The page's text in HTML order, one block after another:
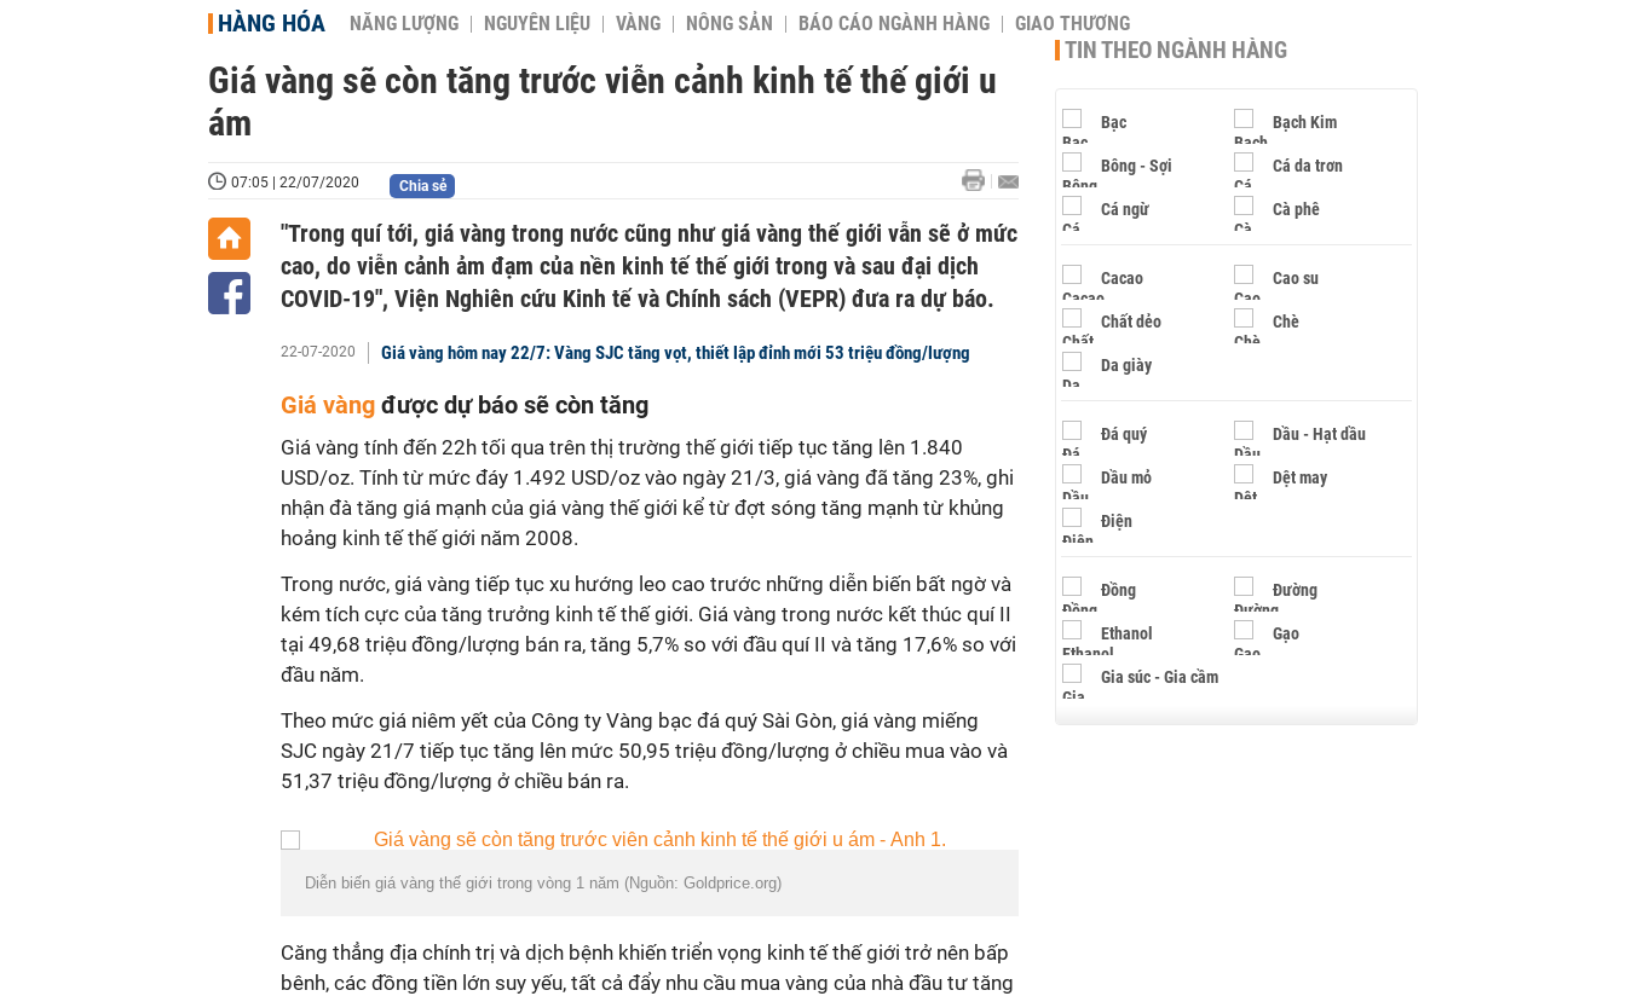
HÀNG HÓA NĂNG LƯỢNG NGUYÊN LIỆU VÀNG NÔNG SẢN BÁO CÁO NGÀNH HÀNG GIAO THƯƠNG
Giá vàng sẽ còn tăng trước viễn cảnh kinh tế thế giới u
ám
07:05 | 22/07/2020 Chia sẻ
"Trong quí tới, giá vàng trong nước cũng như giá vàng thế giới vẫn sẽ ở mức
cao, do viễn cảnh ảm đạm của nền kinh tế thế giới trong và sau đại dịch
COVID-19", Viện Nghiên cứu Kinh tế và Chính sách (VEPR) đưa ra dự báo.
22-07-2020 Giá vàng hôm nay 22/7: Vàng SJC tăng vọt, thiết lập đỉnh mới 53 triệu đồng/lượng
Giá vàng được dự báo sẽ còn tăng
Giá vàng tính đến 22h tối qua trên thị trường thế giới tiếp tục tăng lên 1.840
USD/oz. Tính từ mức đáy 1.492 USD/oz vào ngày 21/3, giá vàng đã tăng 23%, ghi
nhận đà tăng giá mạnh của giá vàng thế giới kể từ đợt sóng tăng mạnh từ khủng
hoảng kinh tế thế giới năm 2008.
Trong nước, giá vàng tiếp tục xu hướng leo cao trước những diễn biến bất ngờ và
kém tích cực của tăng trưởng kinh tế thế giới. Giá vàng trong nước kết thúc quí II
tại 49,68 triệu đồng/lượng bán ra, tăng 5,7% so với đầu quí II và tăng 17,6% so với
đầu năm.
Theo mức giá niêm yết của Công ty Vàng bạc đá quý Sài Gòn, giá vàng miếng
SJC ngày 21/7 tiếp tục tăng lên mức 50,95 triệu đồng/lượng ở chiều mua vào và
51,37 triệu đồng/lượng ở chiều bán ra.
Diễn biến giá vàng thế giới trong vòng 1 năm (Nguồn: Goldprice.org)
Căng thẳng địa chính trị và dịch bệnh khiến triển vọng kinh tế thế giới trở nên bấp
bênh, các đồng tiền lớn suy yếu, tất cả đẩy nhu cầu mua vàng của nhà đầu tư tăng
TIN THEO NGÀNH HÀNG
Bạc Bạch Kim
Bông - Sợi Cá da trơn
Cá ngừ Cà phê
Cacao Cao su
Chất dẻo Chè
Da giày
Đá quý Dầu - Hạt dầu
Dầu mỏ Dệt may
Điện
Đồng Đường
Ethanol Gạo
Gia súc - Gia cầm